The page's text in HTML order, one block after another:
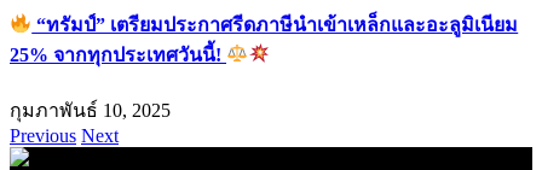
“ทรัมป์” เตรียมประกาศรีดภาษีนำเข้าเหล็กและอะลูมิเนียม
25% จากทุกประเทศวันนี้!
กุมภาพันธ์ 10, 2025
Previous Next